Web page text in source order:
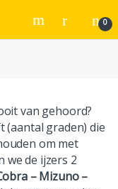
0
van gehoord?
(aantal graden) die
om met
we de ijzers 2
– Mizuno –